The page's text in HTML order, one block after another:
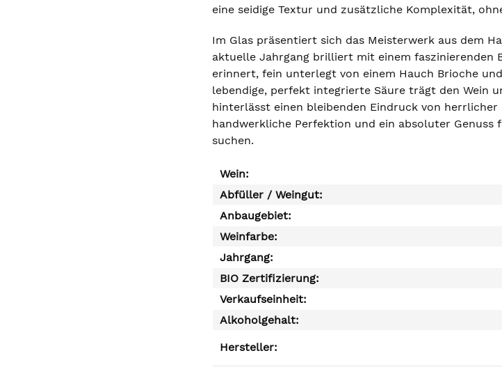
eine seidige Textur und zusätzliche Komplexität,
Im Glas präsentiert sich das Meisterwerk aus dem
aktuelle Jahrgang brilliert mit einem faszinierenden
erinnert, fein unterlegt von einem Hauch Brioche
lebendige, perfekt integrierte Säure trägt den Wein
hinterlässt einen bleibenden Eindruck von
handwerkliche Perfektion und ein absoluter Genuss
suchen.
Wein:
Abfüller / Weingut:
Anbaugebiet:
Weinfarbe:
Jahrgang:
BIO Zertifizierung:
Verkaufseinheit:
Alkoholgehalt:
Hersteller: